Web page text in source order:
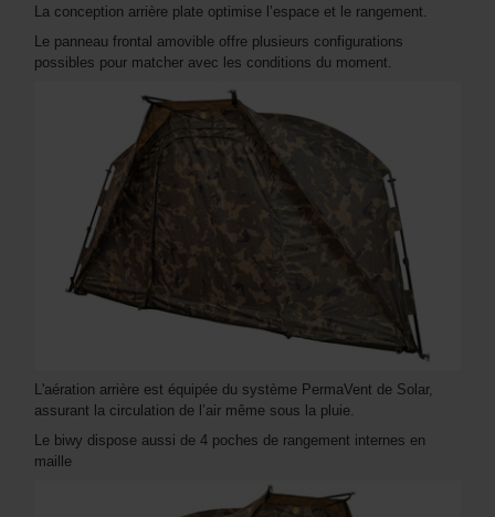
La conception arrière plate optimise l’espace et le rangement.
Le panneau frontal amovible offre plusieurs configurations
possibles pour matcher avec les conditions du moment.
L'aération arrière est équipée du système PermaVent de Solar,
assurant la circulation de l’air même sous la pluie.
Le biwy dispose aussi de 4 poches de rangement internes en
maille